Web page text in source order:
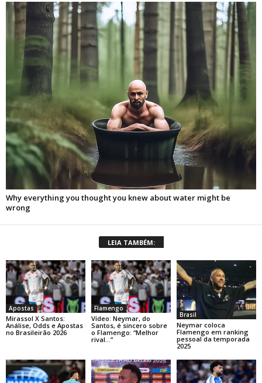
LEIA TAMBÉM:
Apostas
Mirassol X Santos:
Análise, Odds e Apostas
no Brasileirão 2026
Flamengo
Vídeo: Neymar, do
Santos, é sincero sobre
o Flamengo: “Melhor
rival…”
Brasil
Neymar coloca
Flamengo em ranking
pessoal da temporada
2025